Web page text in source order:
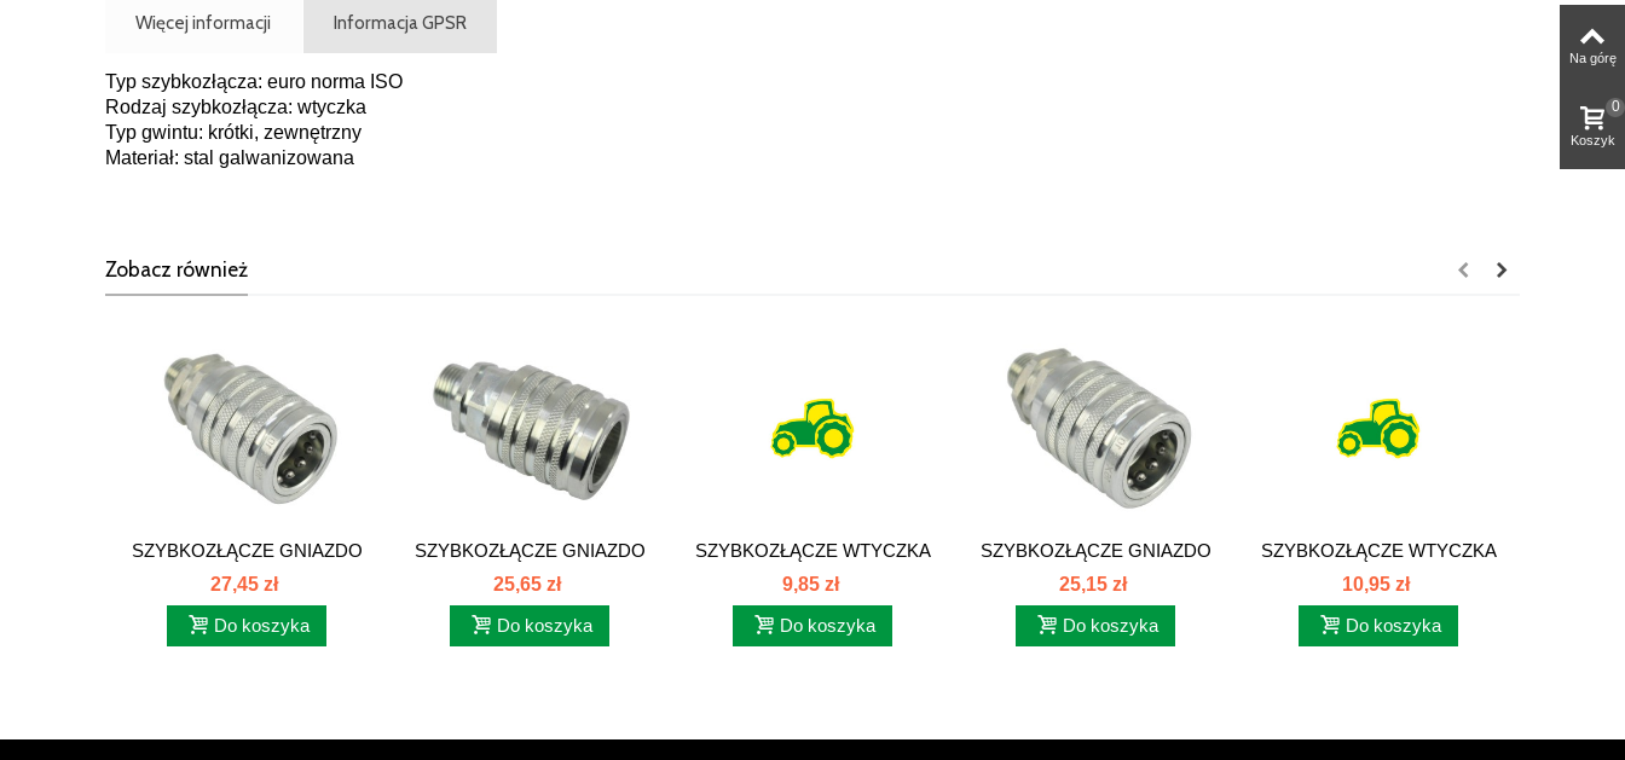
Więcej informacji Informacja GPSR
Typ szybkozłącza: euro norma ISO
Rodzaj szybkozłącza: wtyczka
Typ gwintu: krótki, zewnętrzny
Materiał: stal galwanizowana
Zobacz również
SZYBKOZŁĄCZE GNIAZDO
M16x1,5...
27,45 zł
Do koszyka
SZYBKOZŁĄCZE GNIAZDO
M18x1,5 EURO
25,65 zł
Do koszyka
SZYBKOZŁĄCZE WTYCZKA
M22x1,5 EURO
9,85 zł
Do koszyka
SZYBKOZŁĄCZE GNIAZDO
M22x1,5 EURO
25,15 zł
Do koszyka
SZYBKOZŁĄCZE WTYCZKA
1/2 EURO...
10,95 zł
Do koszyka
Na górę
Koszyk
0